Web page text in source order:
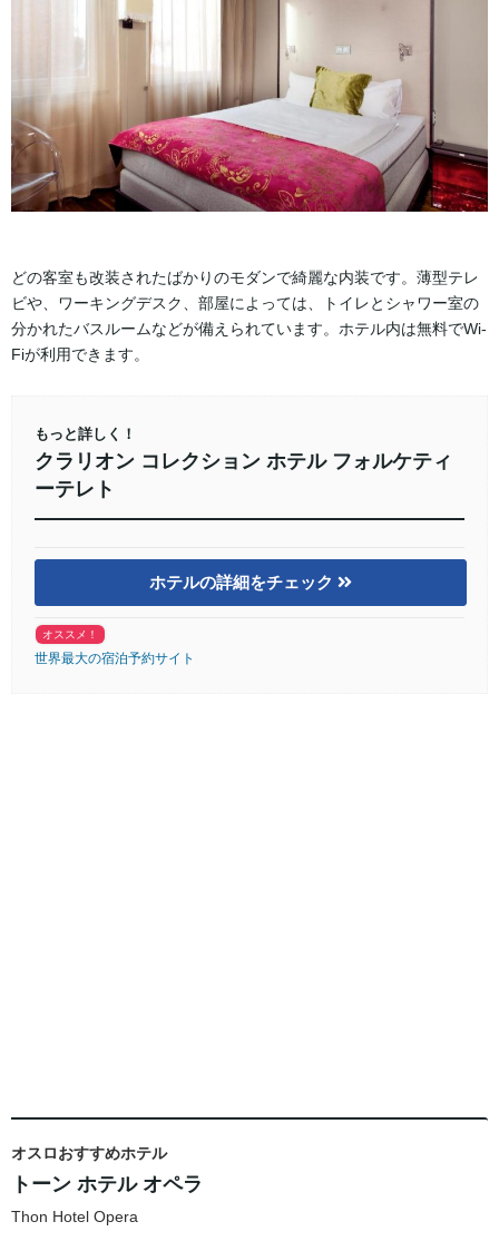
どの客室も改装されたばかりのモダンで綺麗な内装です。薄型テレ
ビや、ワーキングデスク、部屋によっては、トイレとシャワー室の
分かれたバスルームなどが備えられています。ホテル内は無料でWi-
Fiが利用できます。
もっと詳しく！
クラリオン コレクション ホテル フォルケティ
ーテレト
ホテルの詳細をチェック
オススメ！
世界最大の宿泊予約サイト
オスロおすすめホテル
トーン ホテル オペラ
Thon Hotel Opera